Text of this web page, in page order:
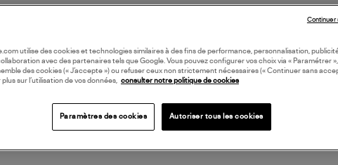
utilise des cookies et technologies similaires à des fins de performance, personnalisation,
avec des partenaires tels que Google. Vous pouvez configurer vos choix via « Paramétrer »,
des cookies (« J’accepte ») ou refuser ceux non strictement nécessaires (« Continuer sans
plus sur l’utilisation de vos données, consulter notre politique de cookies
Paramètres des cookies Autoriser tous les cookies
Continuer